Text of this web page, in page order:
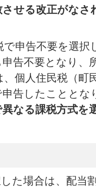
せる改正がなさ
申告不要を選択
申告不要となり
個人住民税（町
告したこととな
異なる課税方式
た場合は、配当